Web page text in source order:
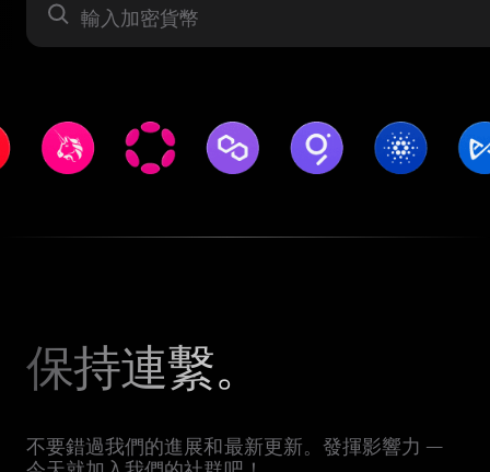
資產
保持連繫。
不要錯過我們的進展和最新更新。發揮影響力 —